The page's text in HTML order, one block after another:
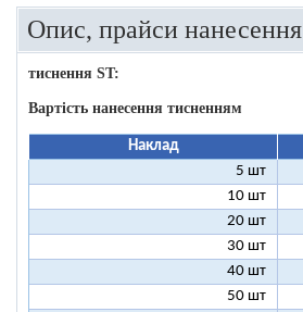
Опис, прайси нанесення
тиснення ST:
Вартість нанесення тисненням
Наклад
5 шт
10 шт
20 шт
30 шт
40 шт
50 шт